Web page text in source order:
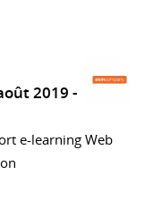
2019
e-learning Web